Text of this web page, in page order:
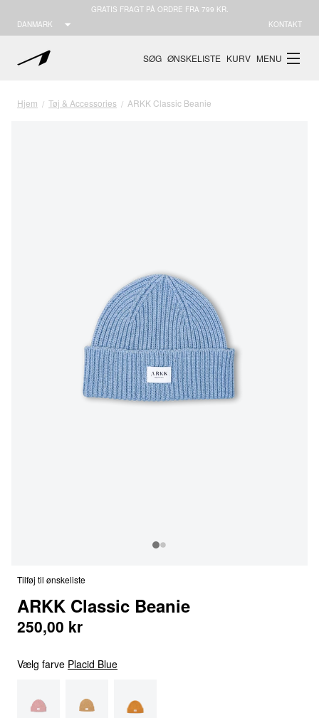
DANMARK
GRATIS FRAGT PÅ ORDRE FRA 799 KR.
KONTAKT
SØG ØNSKELISTE KURV MENU
Hjem / Tøj & Accessories / ARKK Classic Beanie
Tilføj til ønskeliste
ARKK Classic Beanie
250,00 kr
Vælg farve Placid Blue